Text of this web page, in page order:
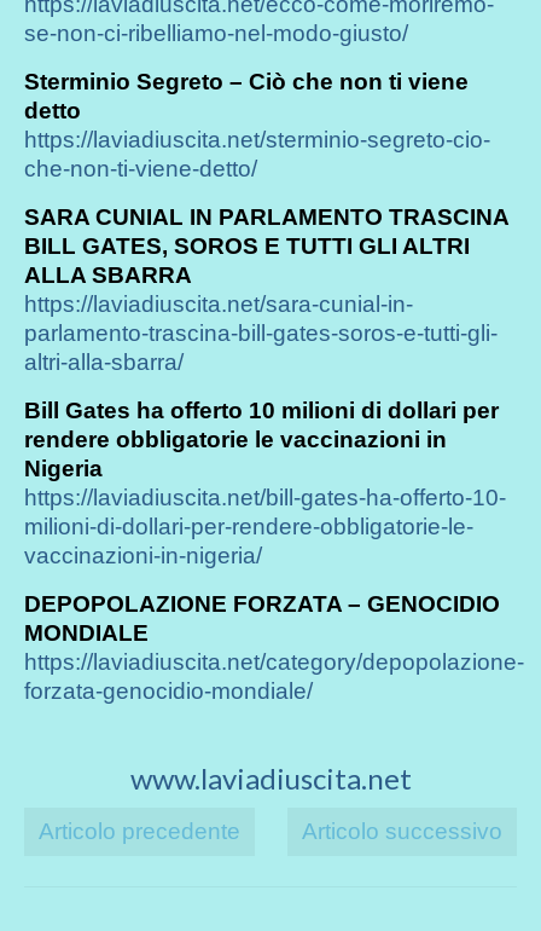
se-non-ci-ribelliamo-nel-modo-giusto/
Sterminio Segreto – Ciò che non ti viene
detto
https://laviadiuscita.net/sterminio-segreto-cio-
che-non-ti-viene-detto/
SARA CUNIAL IN PARLAMENTO TRASCINA
BILL GATES, SOROS E TUTTI GLI ALTRI
ALLA SBARRA
https://laviadiuscita.net/sara-cunial-in-
parlamento-trascina-bill-gates-soros-e-tutti-gli-
altri-alla-sbarra/
Bill Gates ha offerto 10 milioni di dollari per
rendere obbligatorie le vaccinazioni in
Nigeria
https://laviadiuscita.net/bill-gates-ha-offerto-10-
milioni-di-dollari-per-rendere-obbligatorie-le-
vaccinazioni-in-nigeria/
DEPOPOLAZIONE FORZATA – GENOCIDIO
MONDIALE
https://laviadiuscita.net/category/depopolazione-
forzata-genocidio-mondiale/
www.laviadiuscita.net
Articolo precedente Articolo successivo